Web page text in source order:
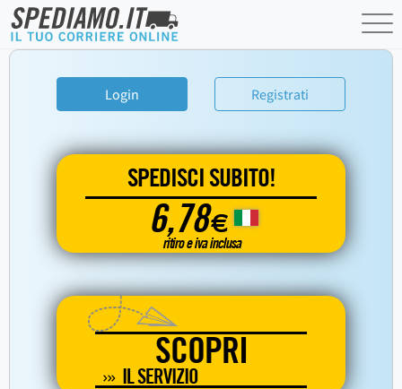
Login Registrati
SPEDISCI SUBITO!
6,78€
ritiro e iva inclusa
SCOPRI
IL SERVIZIO